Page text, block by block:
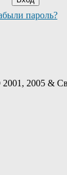
пароль?
2005 &